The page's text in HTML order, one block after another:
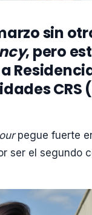
sin
, pero
pegue fuerte
ser el segundo